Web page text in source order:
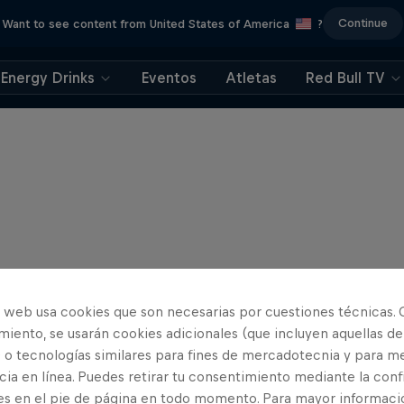
Want to see content from United States of America ? Continue
Energy Drinks Eventos Atletas Red Bull TV
web usa cookies que son necesarias por cuestiones técnicas.
se usarán cookies adicionales (que incluyen aquellas de
tecnologías similares para fines de mercadotecnia y para
en línea. Puedes retirar tu consentimiento mediante la
en el pie de página en todo momento. Para mayor